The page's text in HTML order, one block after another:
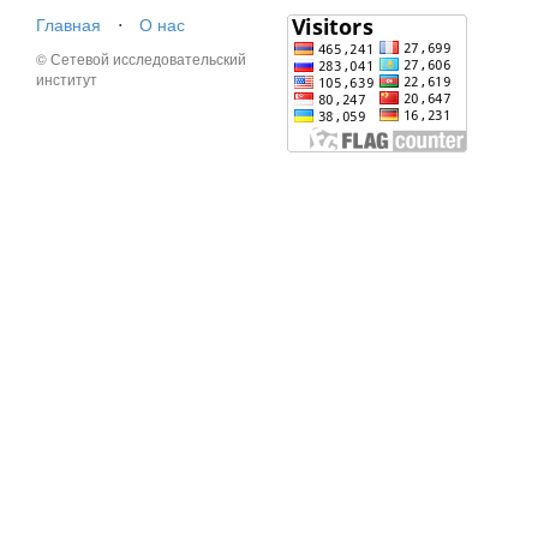
Главная
⋅ О нас
© Сетевой исследовательский
институт